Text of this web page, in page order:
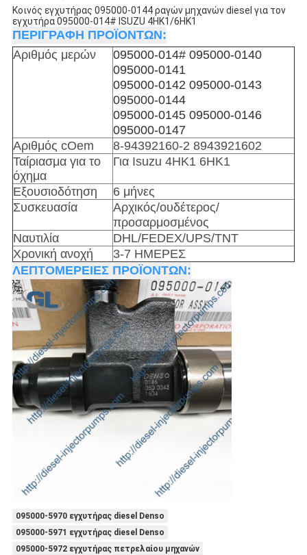
Κοινός εγχυτήρας 095000-0144 ραγών μηχανών diesel για τον
εγχυτήρα 095000-014# ISUZU 4HK1/6HK1
ΠΕΡΙΓΡΑΦΗ ΠΡΟΪΟΝΤΩΝ:
Αριθμός μερών
095000-014# 095000-0140
095000-0141
095000-0142 095000-0143
095000-0144
095000-0145 095000-0146
095000-0147
Αριθμός cOem
8-94392160-2 8943921602
Ταίριασμα για το
όχημα
Για Isuzu 4HK1 6HK1
Εξουσιοδότηση
6 μήνες
Συσκευασία
Αρχικός/ουδέτερος/
προσαρμοσμένος
Ναυτιλία
DHL/FEDEX/UPS/TNT
Χρονική ανοχή
3-7 ΗΜΕΡΕΣ
ΛΕΠΤΟΜΕΡΕΙΕΣ ΠΡΟΪΟΝΤΩΝ:
095000-5970 εγχυτήρας diesel Denso
095000-5971 εγχυτήρας diesel Denso
095000-5972 εγχυτήρας πετρελαίου μηχανών